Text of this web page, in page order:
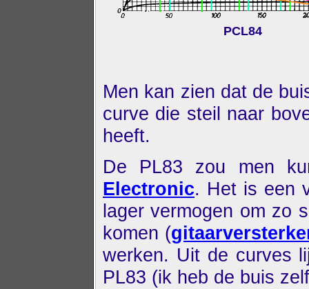
PCL84
Men kan zien dat de
curve die steil naar
heeft.
De PL83 zou men
Electronic. Het is een
lager vermogen om zo
komen (
werken. Uit de curves
PL83 (ik heb de buis